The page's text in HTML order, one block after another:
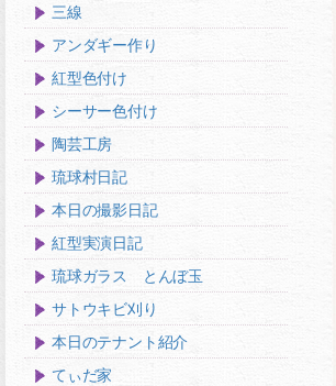
三線
アンダギー作り
紅型色付け
シーサー色付け
陶芸工房
琉球村日記
本日の撮影日記
紅型実演日記
琉球ガラス とんぼ玉
サトウキビ刈り
本日のテナント紹介
てぃだ家